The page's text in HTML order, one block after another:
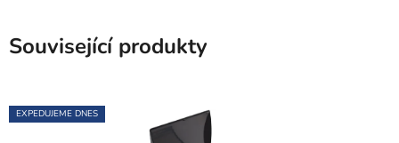
Související produkty
EXPEDUJEME DNES